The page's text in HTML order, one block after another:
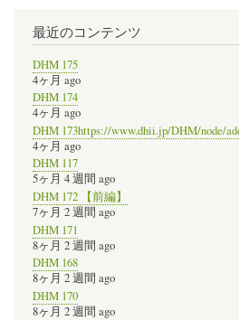
最近のコンテンツ
DHM 175
4ヶ月 ago
DHM 174
4ヶ月 ago
DHM 173https://www.dhii.jp/DHM/node/
4ヶ月 ago
DHM 117
5ヶ月 4 週間 ago
DHM 172 【前編】
7ヶ月 2 週間 ago
DHM 171
8ヶ月 2 週間 ago
DHM 168
8ヶ月 2 週間 ago
DHM 170
8ヶ月 2 週間 ago